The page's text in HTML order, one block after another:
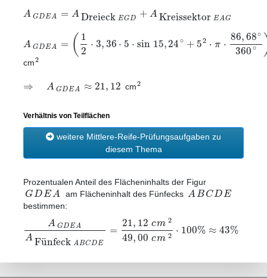
AGDEA = ADreieckEGD +AKreissektorEAG
AGDEA = ( 1
2 ⋅3,36⋅ 5 ⋅sin 15,24∘ +52 ⋅ π ⋅ 86,68∘
360∘
cm2
⇒ AGDEA ≈21,12 cm2
Verhältnis von Teilflächen
weitere Mittlere-Reife-Prüfungsaufgaben zu
diesem Thema
Prozentualen Anteil des Flächeninhalts der Figur
GDEA am Flächeninhalt des Fünfecks ABCDE
bestimmen:
A GDEA
AFünfeckABCDE
= 21,12 cm 2
49,00 cm 2 ⋅ 100% ≈43%